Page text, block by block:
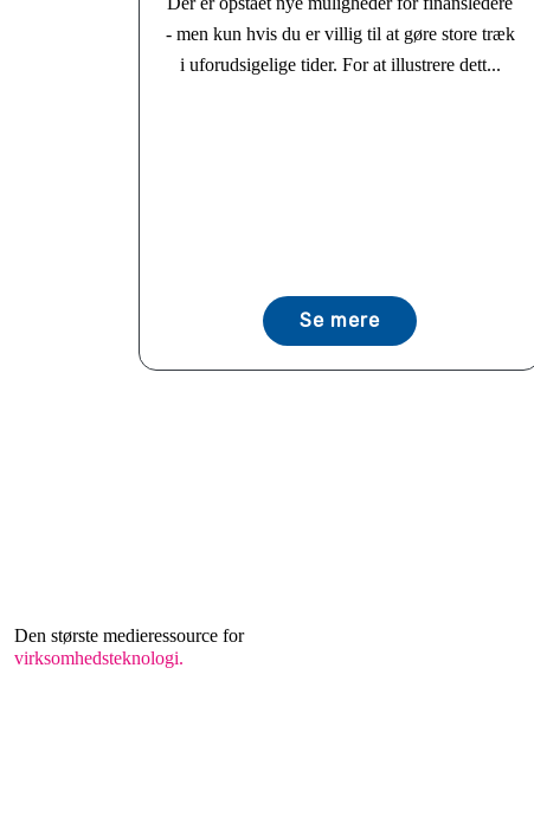
- men kun hvis du er villig til at gøre store træk
i uforudsigelige tider. For at illustrere dett...
Se mere
Den største medieressource for
virksomhedsteknologi.